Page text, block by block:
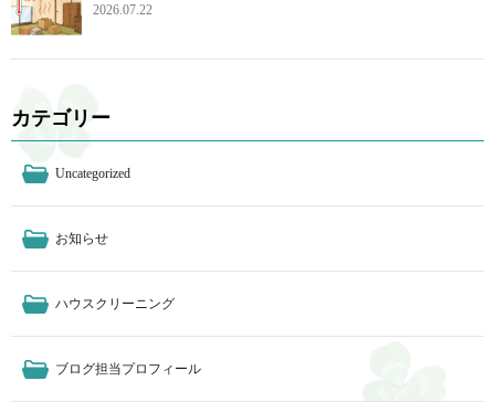
2026.07.22
カテゴリー
Uncategorized
お知らせ
ハウスクリーニング
ブログ担当プロフィール